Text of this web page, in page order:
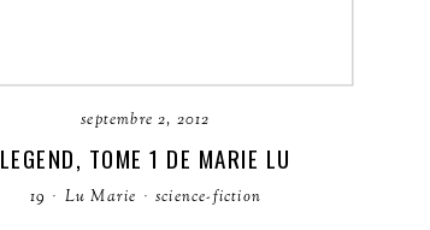
septembre 2, 2012
LEGEND, TOME 1 DE MARIE LU
19 · Lu Marie · science-fiction